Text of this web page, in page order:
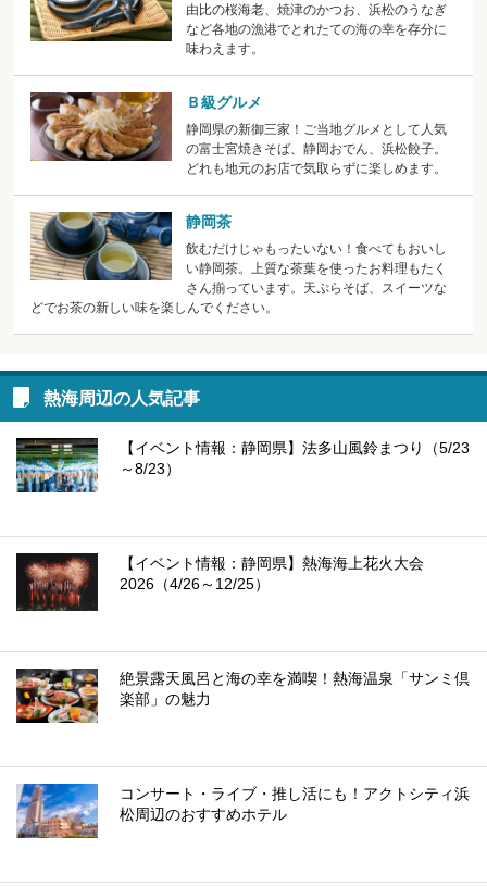
由比の桜海老、焼津のかつお、浜松のうなぎ
など各地の漁港でとれたての海の幸を存分に
味わえます。
Ｂ級グルメ
静岡県の新御三家！ご当地グルメとして人気
の富士宮焼きそば、静岡おでん、浜松餃子。
どれも地元のお店で気取らずに楽しめます。
静岡茶
飲むだけじゃもったいない！食べてもおいし
い静岡茶。上質な茶葉を使ったお料理もたく
さん揃っています。天ぷらそば、スイーツな
どでお茶の新しい味を楽しんでください。
熱海周辺の人気記事
【イベント情報：静岡県】法多山風鈴まつり（5/23
～8/23）
【イベント情報：静岡県】熱海海上花火大会
2026（4/26～12/25）
絶景露天風呂と海の幸を満喫！熱海温泉「サンミ倶
楽部」の魅力
コンサート・ライブ・推し活にも！アクトシティ浜
松周辺のおすすめホテル